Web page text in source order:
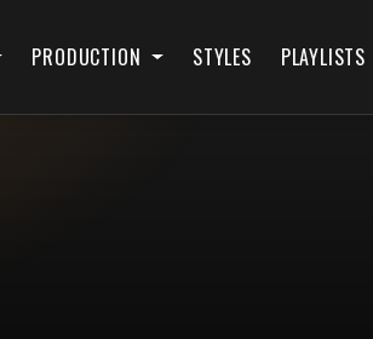
PRODUCTION STYLES PLAYLISTS